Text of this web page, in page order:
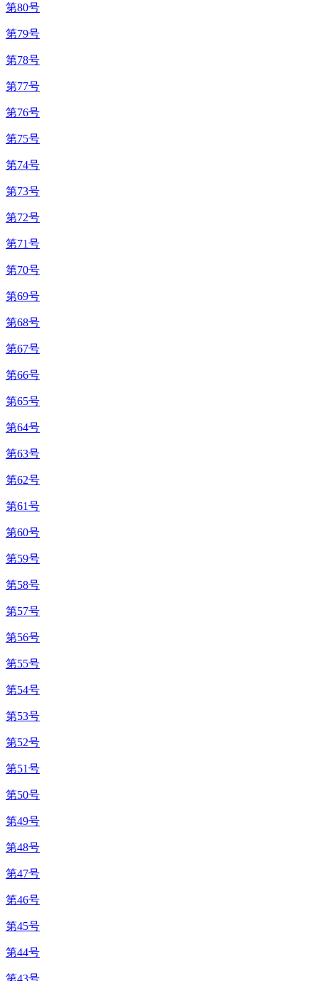
第80号
第79号
第78号
第77号
第76号
第75号
第74号
第73号
第72号
第71号
第70号
第69号
第68号
第67号
第66号
第65号
第64号
第63号
第62号
第61号
第60号
第59号
第58号
第57号
第56号
第55号
第54号
第53号
第52号
第51号
第50号
第49号
第48号
第47号
第46号
第45号
第44号
第43号